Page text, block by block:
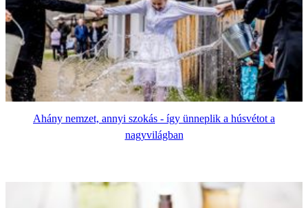
Ahány nemzet, annyi szokás - így ünneplik a húsvétot a
nagyvilágban